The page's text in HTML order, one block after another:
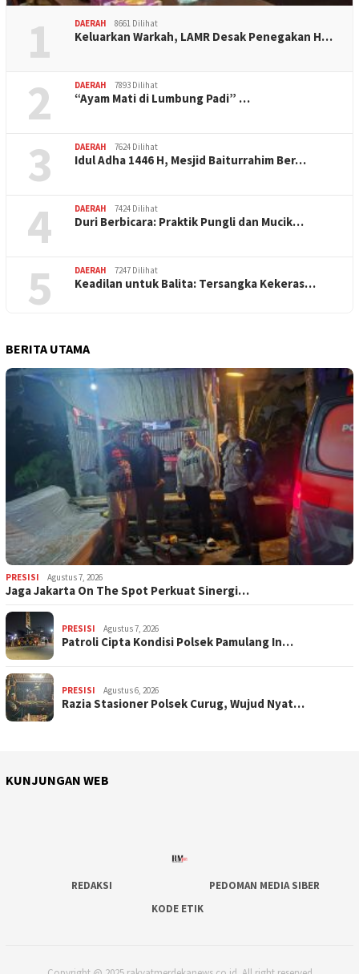
1 DAERAH 8661 Dilihat
Keluarkan Warkah, LAMR Desak Penegakan H…
2 DAERAH 7893 Dilihat
“Ayam Mati di Lumbung Padi” …
3 DAERAH 7624 Dilihat
Idul Adha 1446 H, Mesjid Baiturrahim Ber…
4 DAERAH 7424 Dilihat
Duri Berbicara: Praktik Pungli dan Mucik…
5 DAERAH 7247 Dilihat
Keadilan untuk Balita: Tersangka Kekeras…
BERITA UTAMA
PRESISI Agustus 7, 2026
Jaga Jakarta On The Spot Perkuat Sinergi…
PRESISI Agustus 7, 2026
Patroli Cipta Kondisi Polsek Pamulang In…
PRESISI Agustus 6, 2026
Razia Stasioner Polsek Curug, Wujud Nyat…
KUNJUNGAN WEB
REDAKSI
PEDOMAN MEDIA SIBER
KODE ETIK